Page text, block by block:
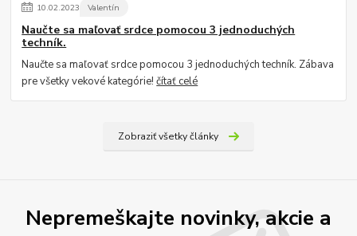
10.02.2023 Valentín
Naučte sa maľovať srdce pomocou 3 jednoduchých
techník.
Naučte sa maľovať srdce pomocou 3 jednoduchých techník. Zábava
pre všetky vekové kategórie!čítať celé
Zobraziť všetky články
Nepremeškajte novinky, akcie a